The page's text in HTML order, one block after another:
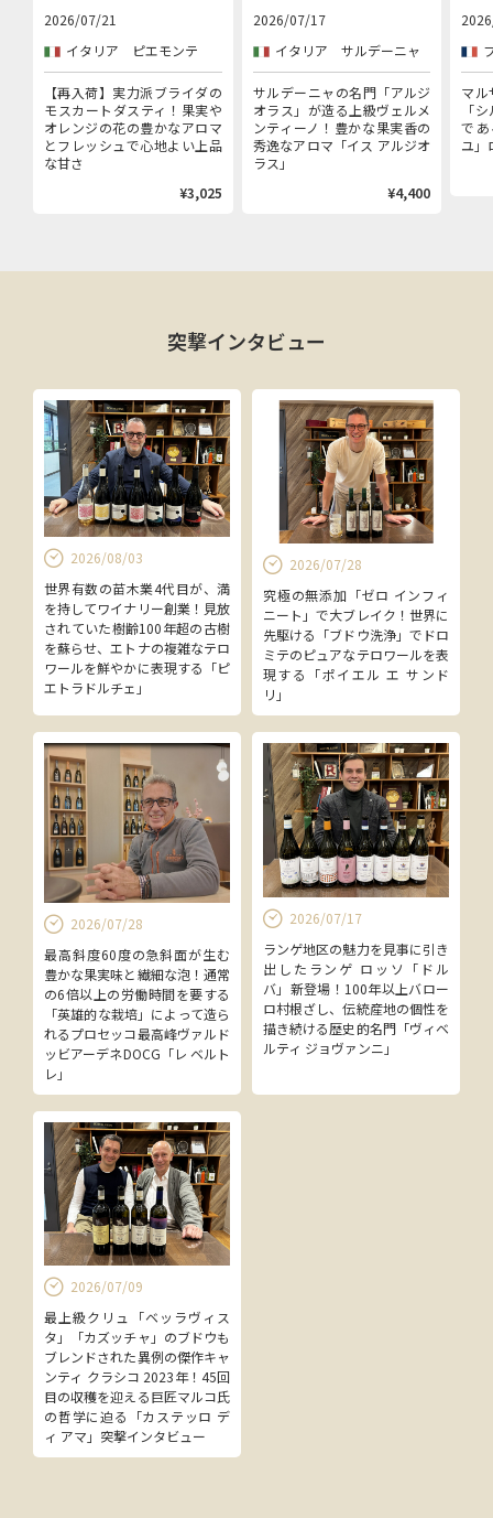
2026/07/21
イタリア ピエモンテ
【再入荷】実力派ブライダの
モスカートダスティ！果実や
オレンジの花の豊かなアロマ
とフレッシュで心地よい上品
な甘さ
¥3,025
2026/07/17
イタリア サルデーニャ
サルデーニャの名門「アルジ
オラス」が造る上級ヴェルメ
ンティーノ！豊かな果実香の
秀逸なアロマ「イス アルジオ
ラス」
¥4,400
マル
「
で
ユ」
突撃インタビュー
2026/08/03
世界有数の苗木業4代目が、満
を持してワイナリー創業！見放
されていた樹齢100年超の古樹
を蘇らせ、エトナの複雑なテロ
ワールを鮮やかに表現する「ピ
エトラドルチェ」
2026/07/28
究極の無添加「ゼロ インフィ
ニート」で大ブレイク！世界に
先駆ける「ブドウ洗浄」でドロ
ミテのピュアなテロワールを表
現する「ポイエル エ サンド
リ」
2026/07/28
最高斜度60度の急斜面が生む
豊かな果実味と繊細な泡！通常
の6倍以上の労働時間を要する
「英雄的な栽培」によって造ら
れるプロセッコ最高峰ヴァルド
ッビアーデネDOCG「レ ベルト
レ」
2026/07/17
ランゲ地区の魅力を見事に引き
出したランゲ ロッソ「ドル
バ」新登場！100年以上バロー
ロ村根ざし、伝統産地の個性を
描き続ける歴史的名門「ヴィベ
ルティ ジョヴァンニ」
2026/07/09
最上級クリュ「ベッラヴィス
タ」「カズッチャ」のブドウも
ブレンドされた異例の傑作キャ
ンティ クラシコ 2023年！45回
目の収穫を迎える巨匠マルコ氏
の哲学に迫る「カステッロ デ
ィ アマ」突撃インタビュー